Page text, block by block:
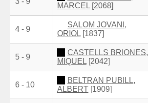
MARCEL [2068]
4 - 9
SALOM JOVANI,
ORIOL [1837]
5 - 9
CASTELLS BRIONES,
MIQUEL [2042]
6 - 10
BELTRAN PUBILL,
ALBERT [1909]